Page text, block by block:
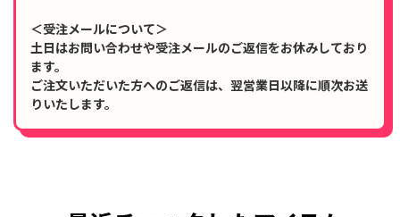
＜受注メールについて＞
土日はお問い合わせや受注メールのご返信をお休みしており
ます。
ご注文いただいた方へのご返信は、翌営業日以降に順次お送
りいたします。